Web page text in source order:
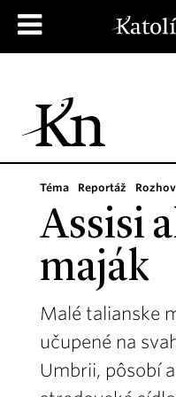
Téma Reportáž
Assisi
maják
Malé talianske
učupené na
Umbrii, pôsobí